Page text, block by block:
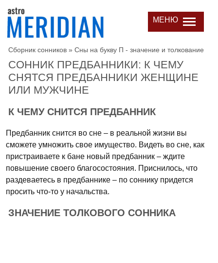
МЕНЮ
Сборник сонников » Сны на букву П - значение и толкование
СОННИК ПРЕДБАННИКИ: К ЧЕМУ
СНЯТСЯ ПРЕДБАННИКИ ЖЕНЩИНЕ
ИЛИ МУЖЧИНЕ
К ЧЕМУ СНИТСЯ ПРЕДБАННИК
Предбанник снится во сне – в реальной жизни вы
сможете умножить свое имущество. Видеть во сне, как
пристраиваете к бане новый предбанник – ждите
повышение своего благосостояния. Приснилось, что
раздеваетесь в предбаннике – по соннику придется
просить что-то у начальства.
ЗНАЧЕНИЕ ТОЛКОВОГО СОННИКА